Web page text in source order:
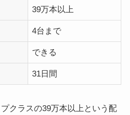
39万本以上
4台まで
できる
31日間
クラスの39万本以上という配